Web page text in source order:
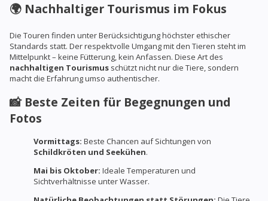
🌍 Nachhaltiger Tourismus im Fokus
Die Touren finden unter Berücksichtigung höchster ethischer
Standards statt. Der respektvolle Umgang mit den Tieren steht im
Mittelpunkt – keine Fütterung, kein Anfassen. Diese Art des
nachhaltigen Tourismus schützt nicht nur die Tiere, sondern
macht die Erfahrung umso authentischer.
📸 Beste Zeiten für Begegnungen und
Fotos
Vormittags: Beste Chancen auf Sichtungen von
Schildkröten und Seekühen.
Mai bis Oktober: Ideale Temperaturen und
Sichtverhältnisse unter Wasser.